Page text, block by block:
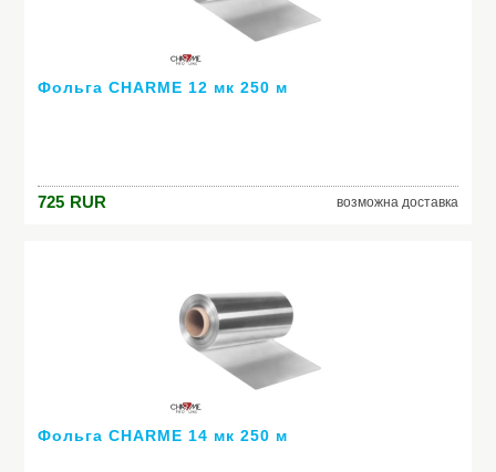
Фольга CHARME 12 мк 250 м
725 RUR возможна доставка
Фольга CHARME 14 мк 250 м